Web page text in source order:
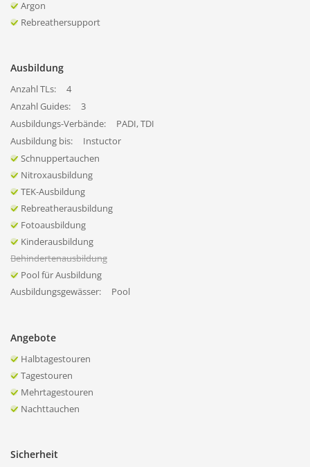
Argon
Rebreathersupport
Ausbildung
Anzahl TLs:
4
Anzahl Guides:
3
Ausbildungs-Verbände:
PADI, TDI
Ausbildung bis:
Instuctor
Schnuppertauchen
Nitroxausbildung
TEK-Ausbildung
Rebreatherausbildung
Fotoausbildung
Kinderausbildung
Behindertenausbildung
Pool für Ausbildung
Ausbildungsgewässer:
Pool
Angebote
Halbtagestouren
Tagestouren
Mehrtagestouren
Nachttauchen
Sicherheit